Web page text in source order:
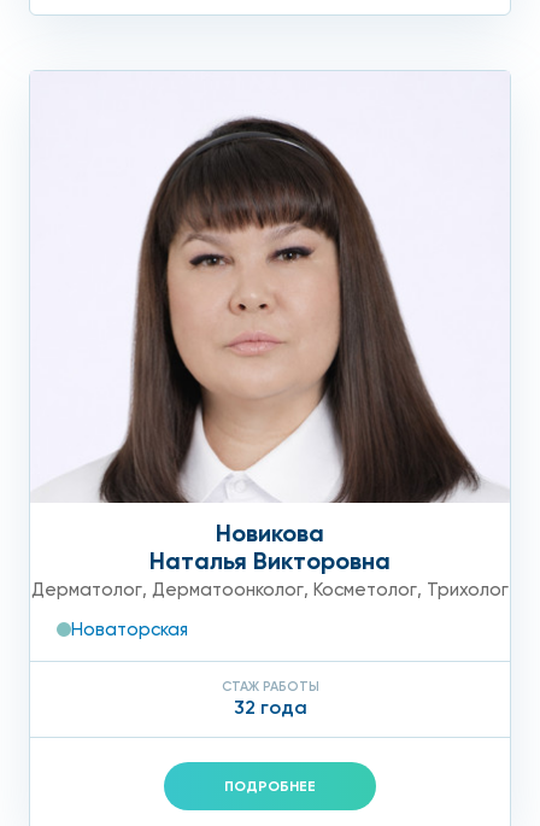
Новикова
Наталья Викторовна
Дерматолог, Дерматоонколог, Косметолог, Трихолог
Новаторская
СТАЖ РАБОТЫ
32 года
ПОДРОБНЕЕ